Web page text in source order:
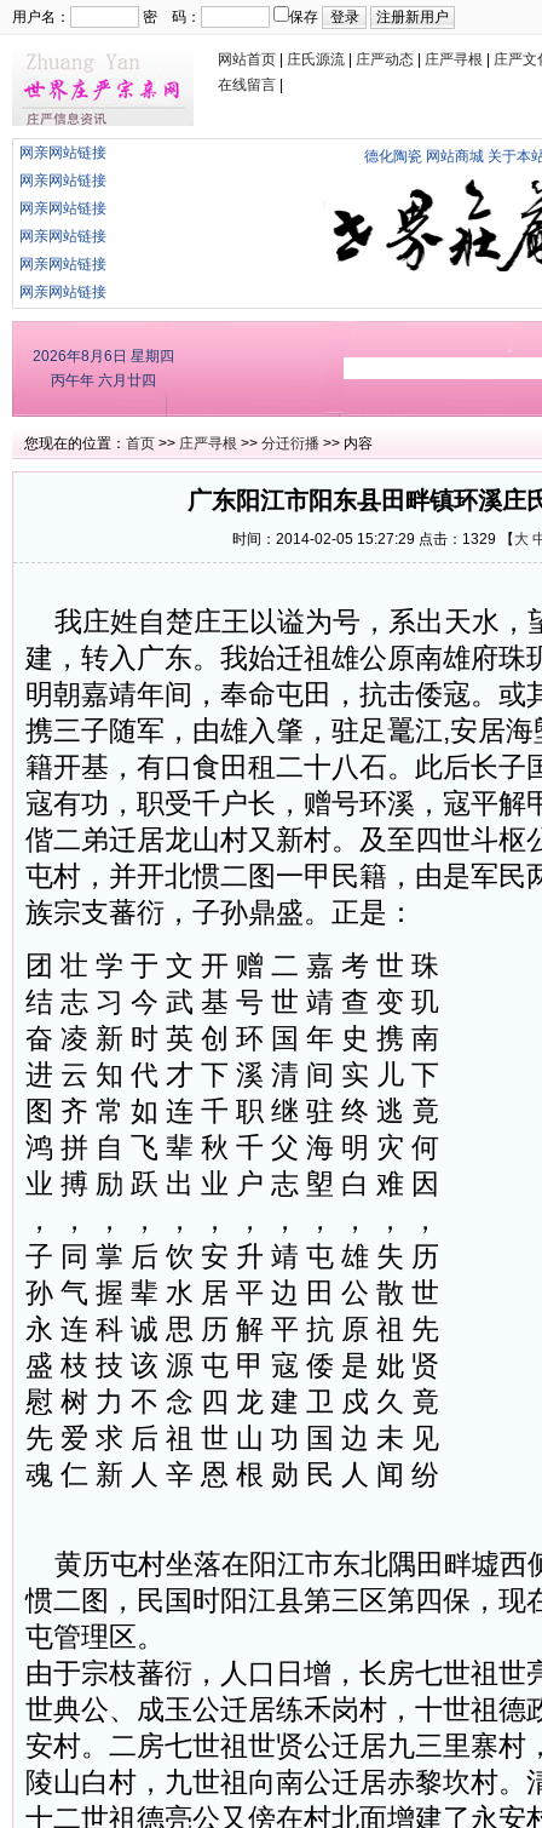
用户名： 密 码： 保存
网站首页 庄氏源流 庄严动态 庄严寻根
庄严文
在线留言
网亲网站链接
网亲网站链接
网亲网站链接
网亲网站链接
网亲网站链接
网亲网站链接
德化陶瓷 网站商城 关于本
2026年8月6日 星期四
丙午年 六月廿四
您现在的位置： 首页 >> 庄严寻根 >> 分迁衍播 >> 内容
广东阳江市阳东县田畔镇环溪庄
时间：2014-02-05 15:27:29 点击： 1329 【 大
我庄姓自楚庄王以谥为号，系出天水，
建，转入广东。我始迁祖雄公原南雄府珠
明朝嘉靖年间，奉命屯田，抗击倭寇。或
携三子随军，由雄入肇，驻足鼍江,安居
籍开基，有口食田租二十八石。此后长子
寇有功，职受千户长，赠号环溪，寇平解
偕二弟迁居龙山村又新村。及至四世斗枢
屯村，并开北惯二图一甲民籍，由是军民
族宗支蕃衍，子孙鼎盛。正是：
团 壮 学 于 文 开 赠 二 嘉 考 世 珠
结 志 习 今 武 基 号 世 靖 查 变 玑
奋 凌 新 时 英 创 环 国 年 史 携 南
进 云 知 代 才 下 溪 清 间 实 儿 下
图 齐 常 如 连 千 职 继 驻 终 逃 竟
鸿 拼 自 飞 辈 秋 千 父 海 明 灾 何
业 搏 励 跃 出 业 户 志 塱 白 难 因
， ， ， ， ， ， ， ， ， ， ， ，
子 同 掌 后 饮 安 升 靖 屯 雄 失 历
孙 气 握 辈 水 居 平 边 田 公 散 世
永 连 科 诚 思 历 解 平 抗 原 祖 先
盛 枝 技 该 源 屯 甲 寇 倭 是 妣 贤
慰 树 力 不 念 四 龙 建 卫 戍 久 竟
先 爱 求 后 祖 世 山 功 国 边 未 见
魂 仁 新 人 辛 恩 根 勋 民 人 闻 纷
黄历屯村坐落在阳江市东北隅田畔墟西
惯二图，民国时阳江县第三区第四保，现
屯管理区。
由于宗枝蕃衍，人口日增，长房七世祖世
世典公、成玉公迁居练禾岗村，十世祖德
安村。二房七世祖世贤公迁居九三里寨村
陵山白村，九世祖向南公迁居赤黎坎村。
十二世祖德亮公又傍在村北面增建了永安